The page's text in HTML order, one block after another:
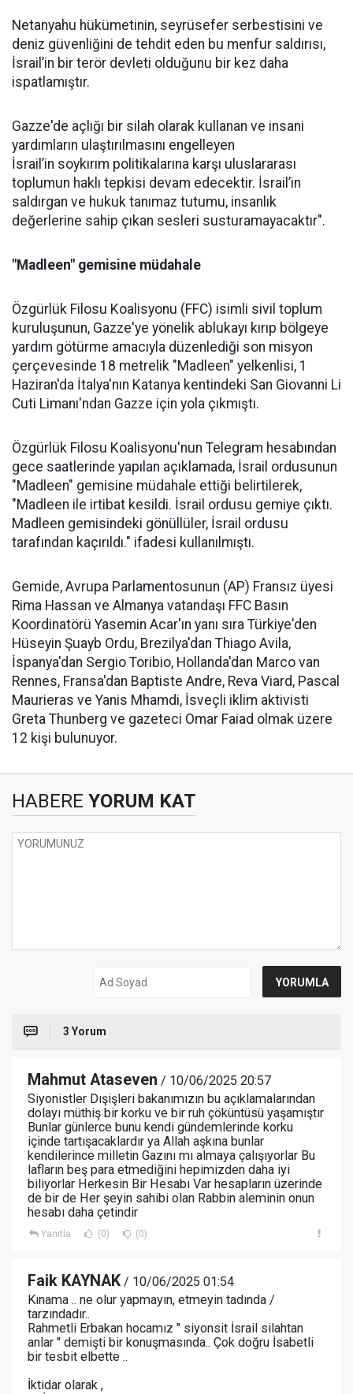
Netanyahu hükümetinin, seyrüsefer serbestisini ve
deniz güvenliğini de tehdit eden bu menfur saldırısı,
İsrail’in bir terör devleti olduğunu bir kez daha
ispatlamıştır.
Gazze'de açlığı bir silah olarak kullanan ve insani
yardımların ulaştırılmasını engelleyen
İsrail’in soykırım politikalarına karşı uluslararası
toplumun haklı tepkisi devam edecektir. İsrail’in
saldırgan ve hukuk tanımaz tutumu, insanlık
değerlerine sahip çıkan sesleri susturamayacaktır".
"Madleen" gemisine müdahale
Özgürlük Filosu Koalisyonu (FFC) isimli sivil toplum
kuruluşunun, Gazze'ye yönelik ablukayı kırıp bölgeye
yardım götürme amacıyla düzenlediği son misyon
çerçevesinde 18 metrelik "Madleen" yelkenlisi, 1
Haziran'da İtalya'nın Katanya kentindeki San Giovanni Li
Cuti Limanı'ndan Gazze için yola çıkmıştı.
Özgürlük Filosu Koalisyonu'nun Telegram hesabından
gece saatlerinde yapılan açıklamada, İsrail ordusunun
"Madleen" gemisine müdahale ettiği belirtilerek,
"Madleen ile irtibat kesildi. İsrail ordusu gemiye çıktı.
Madleen gemisindeki gönüllüler, İsrail ordusu
tarafından kaçırıldı." ifadesi kullanılmıştı.
Gemide, Avrupa Parlamentosunun (AP) Fransız üyesi
Rima Hassan ve Almanya vatandaşı FFC Basın
Koordinatörü Yasemin Acar'ın yanı sıra Türkiye'den
Hüseyin Şuayb Ordu, Brezilya'dan Thiago Avila,
İspanya'dan Sergio Toribio, Hollanda'dan Marco van
Rennes, Fransa'dan Baptiste Andre, Reva Viard, Pascal
Maurieras ve Yanis Mhamdi, İsveçli iklim aktivisti
Greta Thunberg ve gazeteci Omar Faiad olmak üzere
12 kişi bulunuyor.
HABERE YORUM KAT
3 Yorum
Mahmut Ataseven / 10/06/2025 20:57
Siyonistler Dışişleri bakanımızın bu açıklamalarından
dolayı müthiş bir korku ve bir ruh çöküntüsü yaşamıştır
Bunlar günlerce bunu kendi gündemlerinde korku
içinde tartışacaklardır ya Allah aşkına bunlar
kendilerince milletin Gazını mı almaya çalışıyorlar Bu
lafların beş para etmediğini hepimizden daha iyi
biliyorlar Herkesin Bir Hesabı Var hesapların üzerinde
de bir de Her şeyin sahibi olan Rabbin aleminin onun
hesabı daha çetindir
Yanıtla (0) (0)
Faik KAYNAK/ 10/06/2025 01:54
Kınama .. ne olur yapmayın, etmeyin tadında /
tarzındadır..
Rahmetli Erbakan hocamız " siyonsit İsrail silahtan
anlar " demişti bir konuşmasında.. Çok doğru İsabetli
bir tesbit elbette ..
İktidar olarak ,